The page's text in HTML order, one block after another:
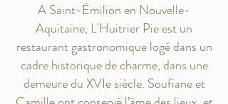
A Saint-Émilion en Nouvelle-
Aquitaine, L'Huitrier Pie est un
restaurant gastronomique logé dans un
cadre historique de charme, dans une
demeure du XVIe siècle. Soufiane et